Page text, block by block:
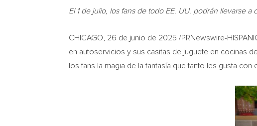
El 1 de julio, los fans de todo EE. UU. podrán llevarse
CHICAGO 26 de junio de 2025 /PRNewswire-
en autoservicios y sus casitas de juguete en cocinas
los fans la magia de la fantasía que tanto les gusta con